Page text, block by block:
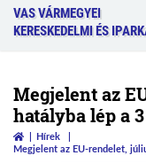
VAS VÁRMEGYEI
KERESKEDELMI ÉS
Megjelent az
hatályba lép a
Hírek
Megjelent az EU-rendelet,